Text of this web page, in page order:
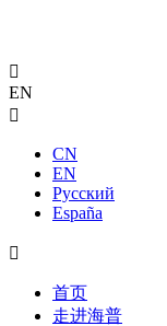

EN

CN
EN
Pусский
España

首页
走进海普